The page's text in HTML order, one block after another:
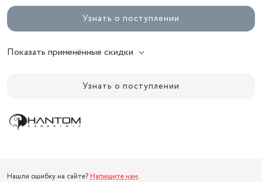
Узнать о поступлении
Показать применённые скидки
Узнать о поступлении
Нашли ошибку на сайте? Напишите нам.